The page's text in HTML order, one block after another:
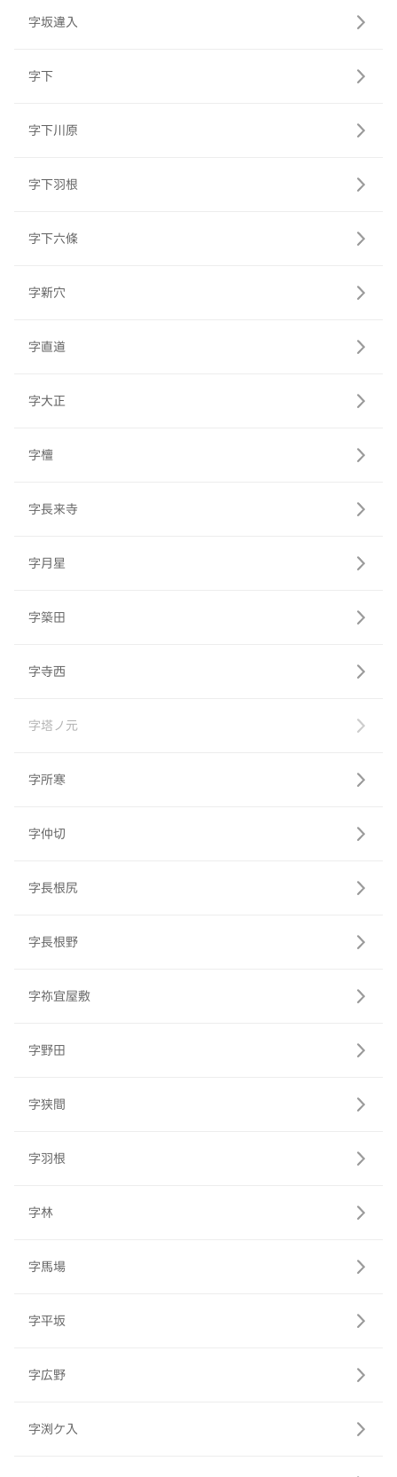
字坂違入
字下
字下川原
字下羽根
字下六條
字新穴
字直道
字大正
字檀
字長来寺
字月星
字築田
字寺西
字塔ノ元
字所寒
字仲切
字長根尻
字長根野
字祢宜屋敷
字野田
字狭間
字羽根
字林
字馬場
字平坂
字広野
字渕ケ入